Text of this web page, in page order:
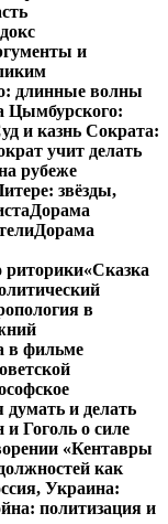
и
длинные волны
Цымбурского:
и казнь Сократа:
учит делать
рубеже
звёзды,
Дорама
Дорама
риторики«Сказка
в
в фильме
думать и делать
и Гоголь о силе
«Кентавры
как
Украина:
политизация и